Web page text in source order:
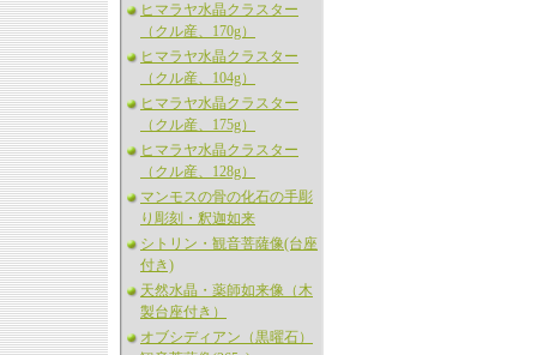
ヒマラヤ水晶クラスター
（クル産、170g）
ヒマラヤ水晶クラスター
（クル産、104g）
ヒマラヤ水晶クラスター
（クル産、175g）
ヒマラヤ水晶クラスター
（クル産、128g）
マンモスの骨の化石の手彫
り彫刻・釈迦如来
シトリン・観音菩薩像(台座
付き)
天然水晶・薬師如来像（木
製台座付き）
オブシディアン（黒曜石）